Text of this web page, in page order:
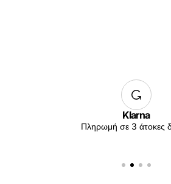
Klarna
Πληρωμή σε 3 άτοκες